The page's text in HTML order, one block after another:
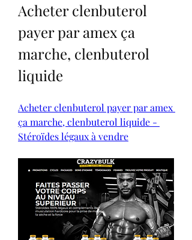
Acheter clenbuterol
payer par amex ça
marche, clenbuterol
liquide
Acheter clenbuterol payer par amex
ça marche, clenbuterol liquide -
Stéroïdes légaux à vendre